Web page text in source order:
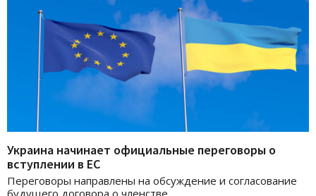
Украина начинает официальные переговоры о
вступлении в ЕС
Переговоры направлены на обсуждение и согласование
будущего договора о членстве